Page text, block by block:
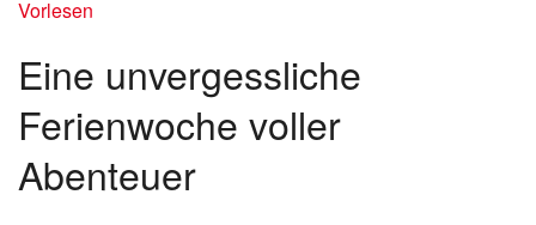
Vorlesen
Eine unvergessliche
Ferienwoche voller
Abenteuer